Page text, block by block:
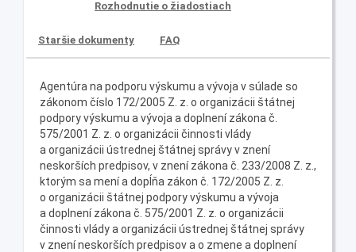
Rozhodnutie o žiadostiach
Staršie dokumenty FAQ
Agentúra na podporu výskumu a vývoja v súlade so
zákonom číslo 172/2005 Z. z. o organizácii štátnej
podpory výskumu a vývoja a doplnení zákona č.
575/2001 Z. z. o organizácii činnosti vlády
a organizácii ústrednej štátnej správy v znení
neskorších predpisov, v znení zákona č. 233/2008 Z. z.,
ktorým sa mení a dopĺňa zákon č. 172/2005 Z. z.
o organizácii štátnej podpory výskumu a vývoja
a doplnení zákona č. 575/2001 Z. z. o organizácii
činnosti vlády a organizácii ústrednej štátnej správy
v znení neskorších predpisov a o zmene a doplnení